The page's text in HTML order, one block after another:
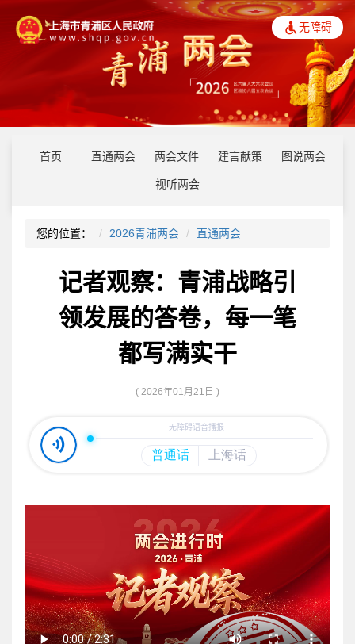
无障碍
首页 直通两会 两会文件 建言献策 图说两会
视听两会
您的位置： 2026青浦两会 直通两会
记者观察：青浦战略引
领发展的答卷，每一笔
都写满实干
( 2026年01月21日 )